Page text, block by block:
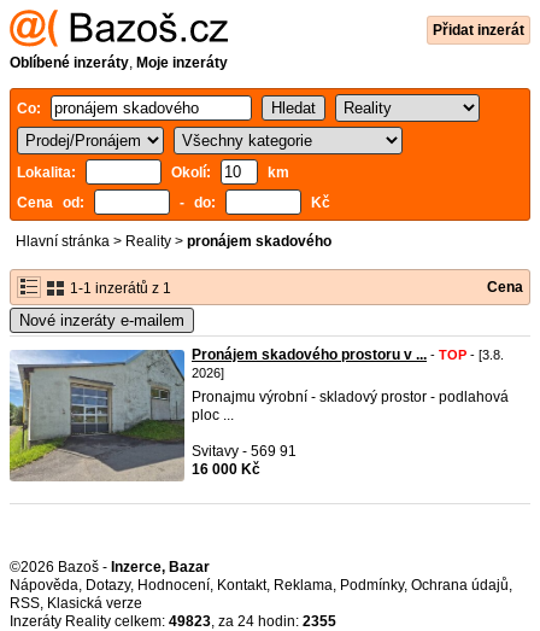
Přidat inzerát
Oblíbené inzeráty, Moje inzeráty
Co:
Lokalita: Okolí:
km
Cena od:
- do: Kč
Hlavní stránka > Reality > pronájem skadového
1-1 inzerátů z 1 Cena
Nové inzeráty e-mailem
Pronájem skadového prostoru v ... - TOP - [3.8.
2026]
Pronajmu výrobní - skladový prostor - podlahová
ploc ...
Svitavy - 569 91
16 000 Kč
©2026 Bazoš - Inzerce, Bazar
Nápověda, Dotazy, Hodnocení, Kontakt, Reklama, Podmínky, Ochrana údajů,
RSS,
Inzeráty Reality celkem: 49823, za 24 hodin: 2355